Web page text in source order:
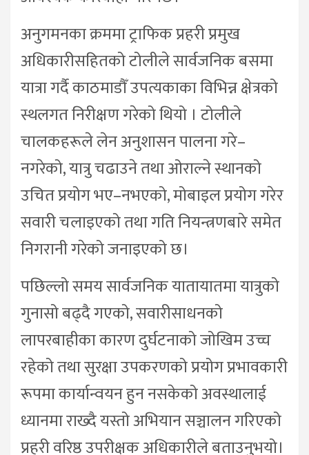
अनुगमनका क्रममा ट्राफिक प्रहरी प्रमुख
अधिकारीसहितको टोलीले सार्वजनिक बसमा
यात्रा गर्दै काठमाडौँ उपत्यकाका विभिन्न क्षेत्रको
स्थलगत निरीक्षण गरेको थियो । टोलीले
चालकहरूले लेन अनुशासन पालना गरे–
नगरेको, यात्रु चढाउने तथा ओराल्ने स्थानको
उचित प्रयोग भए–नभएको, मोबाइल प्रयोग गरेर
सवारी चलाइएको तथा गति नियन्त्रणबारे समेत
निगरानी गरेको जनाइएको छ।
पछिल्लो समय सार्वजनिक यातायातमा यात्रुको
गुनासो बढ्दै गएको, सवारीसाधनको
लापरबाहीका कारण दुर्घटनाको जोखिम उच्च
रहेको तथा सुरक्षा उपकरणको प्रयोग प्रभावकारी
रूपमा कार्यान्वयन हुन नसकेको अवस्थालाई
ध्यानमा राख्दै यस्तो अभियान सञ्चालन गरिएको
प्रहरी वरिष्ठ उपरीक्षक अधिकारीले बताउनुभयो।